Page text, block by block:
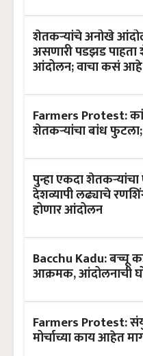
शेतकऱ्यांचे अनोखे
असणारी पडझड
आंदोलन; वाचा कसं
Farmers Protest:
शेतकऱ्यांचा बांध
पुन्हा एकदा शेतकऱ्यांचा
देशव्यापी लढ्याचे
होणार आंदोलन
Bacchu Kadu: बच्चू
आक्रमक, आंदोलनाची
Farmers Protest:
मोर्चाच्या काय आहेत